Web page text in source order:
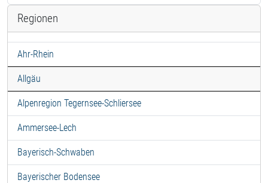
Regionen
Ahr-Rhein
Allgäu
Alpenregion Tegernsee-Schliersee
Ammersee-Lech
Bayerisch-Schwaben
Bayerischer Bodensee